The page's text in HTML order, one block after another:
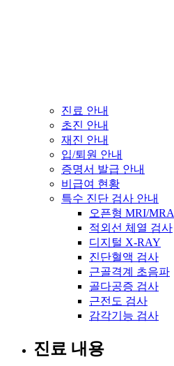
진료 안내
초진 안내
재진 안내
입/퇴원 안내
증명서 발급 안내
비급여 현황
특수 진단 검사 안내
오픈형 MRI/MRA
적외선 체열 검사
디지털 X-RAY
진단혈액 검사
근골격계 초음파
골다공증 검사
근전도 검사
감각기능 검사
진료 내용